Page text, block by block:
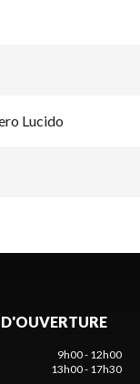
Lucido
D'OUVERTURE
9h00 - 12h00
13h00 - 17h30